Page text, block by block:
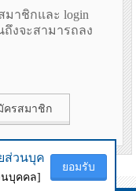
ส่วนบุค
บุคคล]
ยอมรับ
มาชิกและ login
ถึงจะสามารถลง
ครสมาชิก
ส่วนบุค
บุคคล]
ยอมรับ